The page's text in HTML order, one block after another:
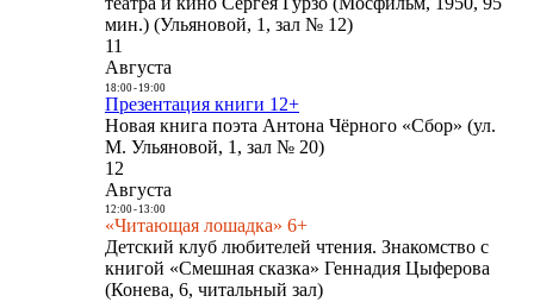
мин.) (Ульяновой, 1, зал № 12)
11
Августа
18:00- 19:00
Презентация книги 12+
Новая книга поэта Антона Чёрного «Сбор» (ул.
М. Ульяновой, 1, зал № 20)
12
Августа
12:00- 13:00
«Читающая лошадка» 6+
Детский клуб любителей чтения. Знакомство с
книгой «Смешная сказка» Геннадия Цыферова
(Конева, 6, читальный зал)